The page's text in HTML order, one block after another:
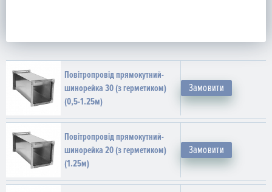
Повітропровід прямокутний-
шинорейка 30 (з герметиком)
(0,5-1.25м)
Замовити
Повітропровід прямокутний-
шинорейка 20 (з герметиком)
(1.25м)
Замовити